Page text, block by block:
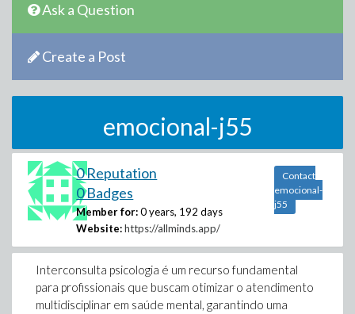
Ask a Question
Create a Post
emocional-j55
0 Reputation
0 Badges
Member for: 0 years, 192 days
Website: https://allminds.app/
Contact
emocional-
j55
Interconsulta psicologia é um recurso fundamental
para profissionais que buscam otimizar o atendimento
multidisciplinar em saúde mental, garantindo uma